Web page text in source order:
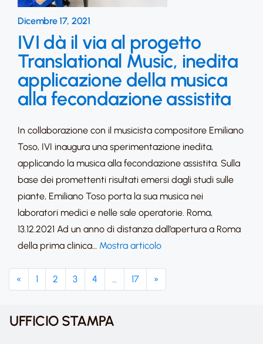
Dicembre 17, 2021
IVI dà il via al progetto
Translational Music, inedita
applicazione della musica
alla fecondazione assistita
In collaborazione con il musicista compositore Emiliano
Toso, IVI inaugura una sperimentazione inedita,
applicando la musica alla fecondazione assistita. Sulla
base dei promettenti risultati emersi dagli studi sulle
piante, Emiliano Toso porta la sua musica nei
laboratori medici e nelle sale operatorie. Roma,
13.12.2021 Ad un anno di distanza dall’apertura a Roma
della prima clinica… Mostra articolo
« 1 2 3 4 … 17 »
UFFICIO STAMPA